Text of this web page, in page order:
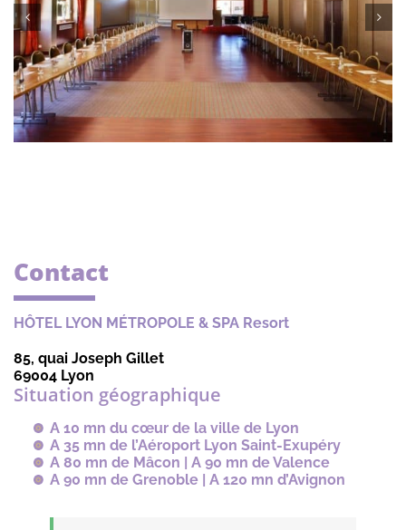
Contact
HÔTEL LYON MÉTROPOLE & SPA Resort
85, quai Joseph Gillet
69004 Lyon
Situation géographique
A 10 mn du cœur de la ville de Lyon
A 35 mn de l’Aéroport Lyon Saint-Exupéry
A 80 mn de Mâcon | A 90 mn de Valence
A 90 mn de Grenoble | A 120 mn d’Avignon